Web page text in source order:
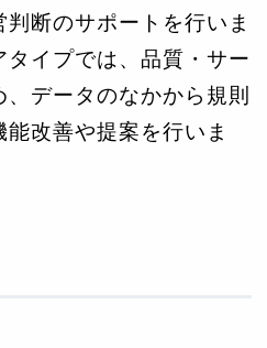
断のサポートを行いま
イプでは、品質・サー
データのなかから規則
改善や提案を行いま